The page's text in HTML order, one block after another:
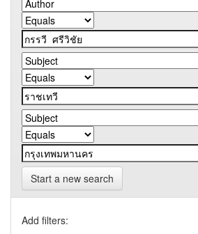
Start a new search
Add filters: